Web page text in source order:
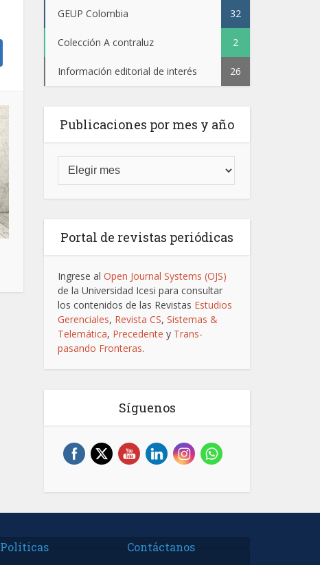
GEUP Colombia 32
Colección A contraluz 2
Información editorial de interés 26
Publicaciones por mes y año
Portal de revistas periódicas
Ingrese al Open Journal Systems (OJS)
de la Universidad Icesi para consultar
los contenidos de las Revistas Estudios
Gerenciales, Revista CS, Sistemas &
Telemática, Precedente y Trans-
pasando Fronteras.
Síguenos
Políticas Contáctanos